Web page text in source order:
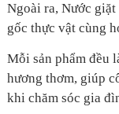
Ngoài ra, Nước giặt
gốc thực vật cùng
Mỗi sản phẩm đều
hương thơm, giúp
khi chăm sóc gia